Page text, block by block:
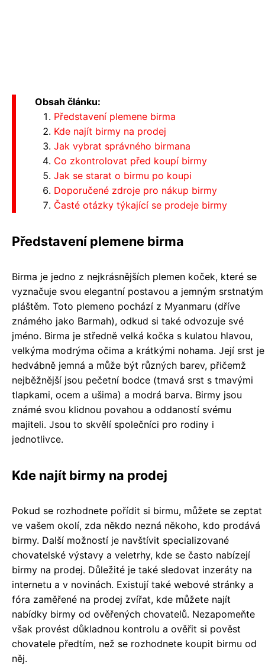
Obsah článku:
Představení plemene birma
Kde najít birmy na prodej
Jak vybrat správného birmana
Co zkontrolovat před koupí birmy
Jak se starat o birmu po koupi
Doporučené zdroje pro nákup birmy
Časté otázky týkající se prodeje birmy
Představení plemene birma
Birma je jedno z nejkrásnějších plemen koček, které se
vyznačuje svou elegantní postavou a jemným srstnatým
pláštěm. Toto plemeno pochází z Myanmaru (dříve
známého jako Barmah), odkud si také odvozuje své
jméno. Birma je středně velká kočka s kulatou hlavou,
velkýma modrýma očima a krátkými nohama. Její srst je
hedvábně jemná a může být různých barev, přičemž
nejběžnější jsou pečetní bodce (tmavá srst s tmavými
tlapkami, ocem a ušima) a modrá barva. Birmy jsou
známé svou klidnou povahou a oddaností svému
majiteli. Jsou to skvělí společníci pro rodiny i
jednotlivce.
Kde najít birmy na prodej
Pokud se rozhodnete pořídit si birmu, můžete se zeptat
ve vašem okolí, zda někdo nezná někoho, kdo prodává
birmy. Další možností je navštívit specializované
chovatelské výstavy a veletrhy, kde se často nabízejí
birmy na prodej. Důležité je také sledovat inzeráty na
internetu a v novinách. Existují také webové stránky a
fóra zaměřené na prodej zvířat, kde můžete najít
nabídky birmy od ověřených chovatelů. Nezapomeňte
však provést důkladnou kontrolu a ověřit si pověst
chovatele předtím, než se rozhodnete koupit birmu od
něj.